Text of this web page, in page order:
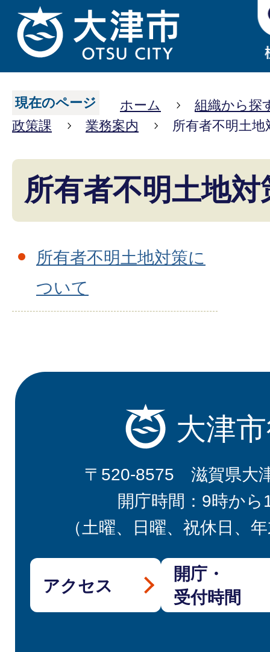
現在のページ ホーム
組織から探
政策課
業務案内 所有者不明土地
所有者不明土地対
所有者不明土地対策に
ついて
大津
〒520-8575 滋賀県大
開庁時間：9時から
（土曜、日曜、祝休日、
アクセス
開庁・
受付時間